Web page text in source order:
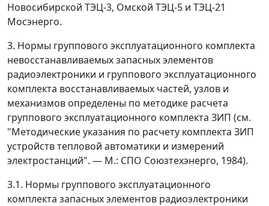
Новосибирской ТЭЦ-3, Омской ТЭЦ-5 и ТЭЦ-21
Мосэнерго.
3. Нормы группового эксплуатационного комплекта
невосстанавливаемых запасных элементов
радиоэлектроники и группового эксплуатационного
комплекта восстанавливаемых частей, узлов и
механизмов определены по методике расчета
группового эксплуатационного комплекта ЗИП (см.
"Методические указания по расчету комплекта ЗИП
устройств тепловой автоматики и измерений
электростанций". — М.: СПО Союзтехэнерго, 1984).
3.1. Нормы группового эксплуатационного
комплекта запасных элементов радиоэлектроники